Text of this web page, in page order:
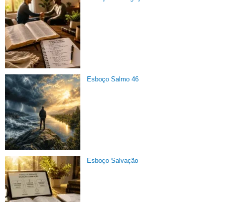
Esboço Salmo 46
Esboço Salvação